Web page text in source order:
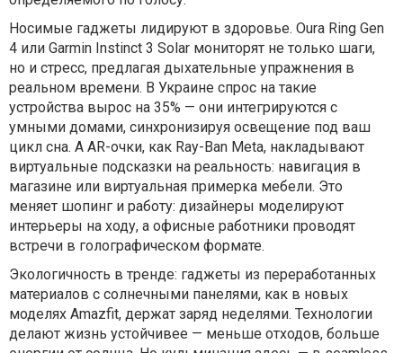
Носимые гаджеты лидируют в здоровье. Oura Ring Gen
4 или Garmin Instinct 3 Solar мониторят не только шаги,
но и стресс, предлагая дыхательные упражнения в
реальном времени. В Украине спрос на такие
устройства вырос на 35% — они интегрируются с
умными домами, синхронизируя освещение под ваш
цикл сна. А AR-очки, как Ray-Ban Meta, накладывают
виртуальные подсказки на реальность: навигация в
магазине или виртуальная примерка мебели. Это
меняет шопинг и работу: дизайнеры моделируют
интерьеры на ходу, а офисные работники проводят
встречи в голографическом формате.
Экологичность в тренде: гаджеты из переработанных
материалов с солнечными панелями, как в новых
моделях Amazfit, держат заряд неделями. Технологии
делают жизнь устойчивее — меньше отходов, больше